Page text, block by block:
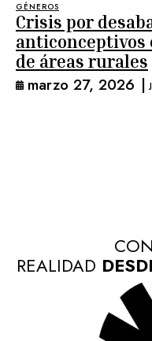
GÉNEROS
Crisis por
anticonceptivos
de áreas rurales
marzo 27, 2026 |
REALIDAD